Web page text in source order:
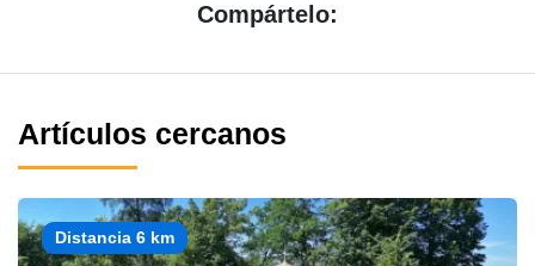
Compártelo:
Artículos cercanos
Distancia 6 km